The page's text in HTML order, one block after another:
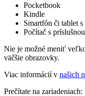
Pocketbook
Kindle
Smartfón či tablet
Počítač s
Nie je možné meniť
väčšie obrazovky.
Viac informácií v našich
Prečítate na zariadeniach: